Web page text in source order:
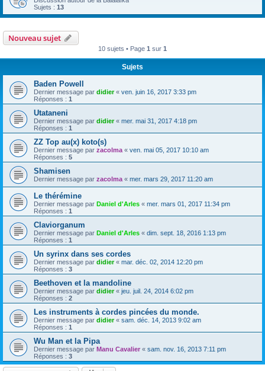
Sujets : 13
Nouveau sujet
10 sujets • Page 1 sur 1
Sujets
Baden Powell
Dernier message par didier« ven. juin 16, 2017 3:33 pm
Réponses : 1
Utataneni
Dernier message par didier« mer. mai 31, 2017 4:18 pm
Réponses : 1
ZZ Top au(x) koto(s)
Dernier message par zacolma « ven. mai 05, 2017 10:10 am
Réponses : 5
Shamisen
Dernier message par zacolma « mer. mars 29, 2017 11:20 am
Le thérémine
Dernier message par Daniel d'Arles « mer. mars 01, 2017 11:34 pm
Réponses : 1
Claviorganum
Dernier message par Daniel d'Arles « dim. sept. 18, 2016 1:13 pm
Réponses : 1
Un syrinx dans ses cordes
Dernier message par didier« mar. déc. 02, 2014 12:20 pm
Réponses : 3
Beethoven et la mandoline
Dernier message par didier« jeu. juil. 24, 2014 6:02 pm
Réponses : 2
Les instruments à cordes pincées du monde.
Dernier message par didier« sam. déc. 14, 2013 9:02 am
Réponses : 1
Wu Man et la Pipa
Dernier message par Manu Cavalier « sam. nov. 16, 2013 7:11 pm
Réponses : 3